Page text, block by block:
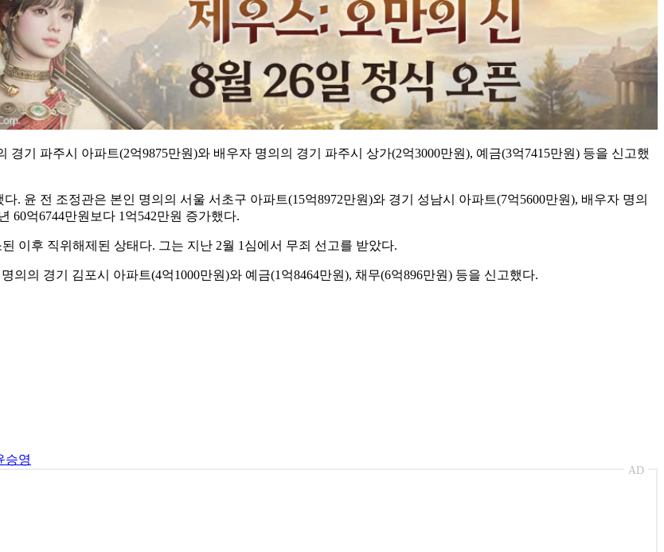
기 파주시 아파트(2억9875만원)와 배우자 명의의 경기 파주시 상가(2억3000만원), 예금(3억7415만원) 등을 신고했
. 윤 전 조정관은 본인 명의의 서울 서초구 아파트(15억8972만원)와 경기 성남시 아파트(7억5600만원), 배우자 명의
60억6744만원보다 1억542만원 증가했다.
이후 직위해제된 상태다. 그는 지난 2월 1심에서 무죄 선고를 받았다.
의 경기 김포시 아파트(4억1000만원)와 예금(1억8464만원), 채무(6억896만원) 등을 신고했다.
승영
AD